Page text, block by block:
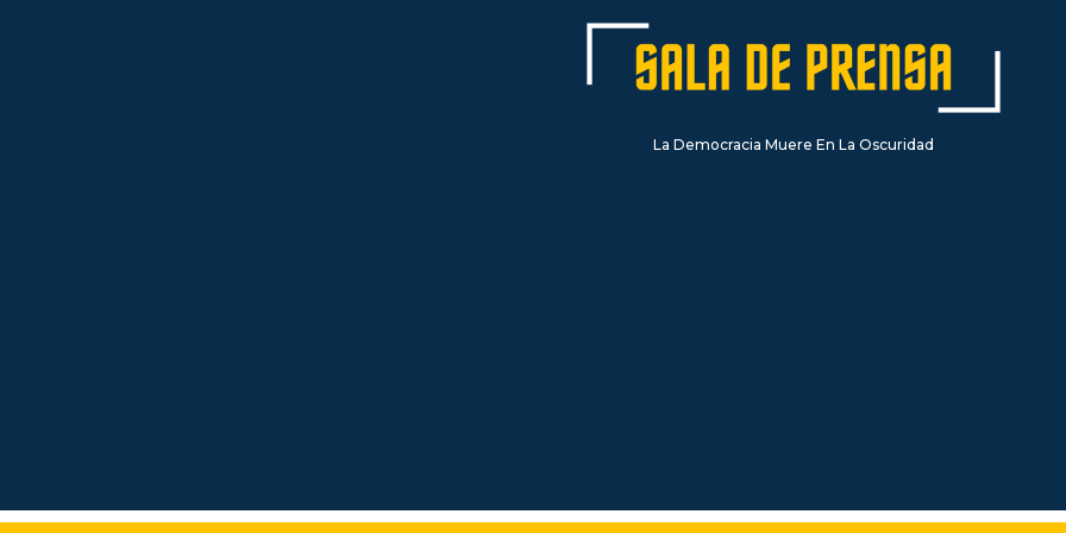
La Democracia Muere En La Oscuridad